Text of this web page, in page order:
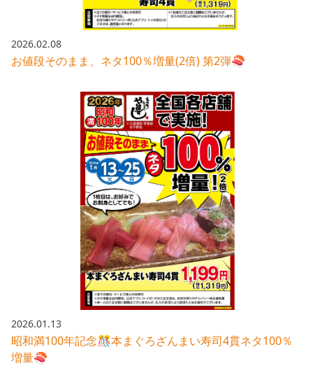
2026.02.08
お値段そのまま、ネタ100％増量(2倍) 第2弾🍣
2026.01.13
昭和満100年記念🎊本まぐろざんまい寿司4貫ネタ100％
増量🍣